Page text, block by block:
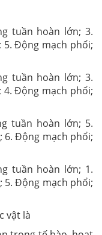
tuần hoàn lớn; 3.
Động mạch phổi;
tuần hoàn lớn; 3.
Động mạch phổi;
tuần hoàn lớn; 5.
6. Động mạch phổi;
tuần hoàn lớn; 1.
5. Động mạch phổi;
vật là